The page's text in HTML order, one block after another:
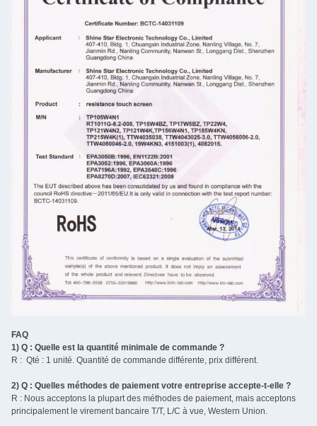
FAQ
1) Q : Quelle est la quantité minimale de commande ?
R : Qté : 1 unité. Quantité de commande différente, prix différent.
2) Q : Quelles méthodes de paiement votre entreprise accepte-t-elle ?
R : Nous acceptons la plupart des méthodes de paiement, mais acceptons
principalement le virement bancaire T/T, L/C à vue, Western Union.